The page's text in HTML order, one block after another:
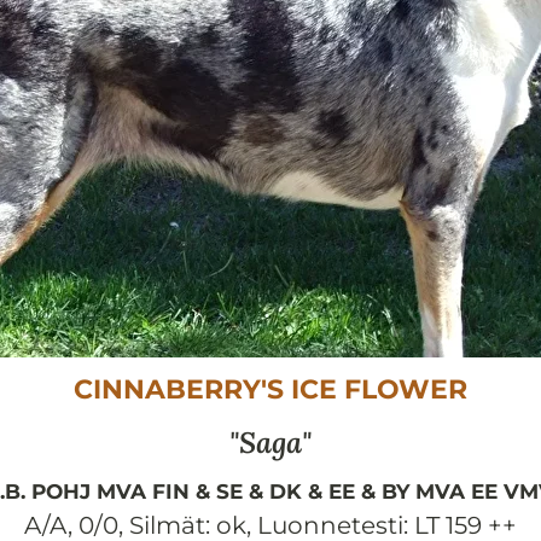
CINNABERRY'S ICE FLOWER
Saga
POHJ MVA FIN & SE & DK & EE & BY MVA EE
A/A, 0/0, Silmät: ok, Luonnetesti: LT 159 ++